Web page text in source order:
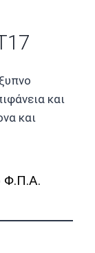
και
και
Φ.Π.Α.